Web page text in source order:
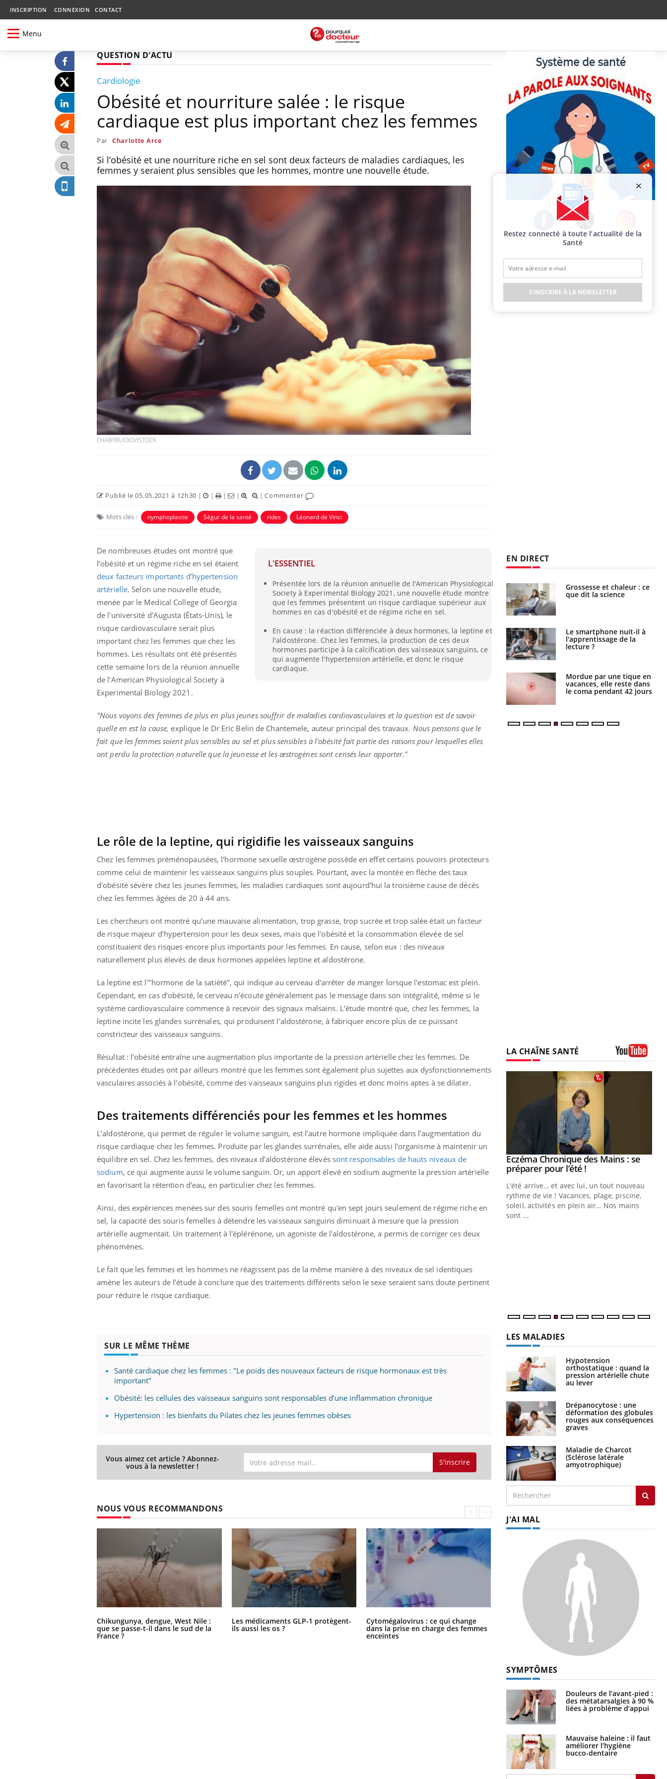
INSCRIPTION CONNEXION CONTACT
Menu
QUESTION D'ACTU
Cardiologie
Obésité et nourriture salée : le risque
cardiaque est plus important chez les femmes
Par Charlotte Arce
Si l’obésité et une nourriture riche en sel sont deux facteurs de maladies cardiaques, les
femmes y seraient plus sensibles que les hommes, montre une nouvelle étude.
CHABYBUCKO/ISTOCK
Publié le 05.05.2021 à 12h30 | | | | |Commenter
Mots clés : nymphoplastie Ségur de la santé rides Léonard de Vinci
L'ESSENTIEL
Présentée lors de la réunion annuelle de l'American Physiological
Society à Experimental Biology 2021, une nouvelle étude montre
que les femmes présentent un risque cardiaque supérieur aux
hommes en cas d'obésité et de régime riche en sel.
En cause : la réaction différenciée à deux hormones, la leptine et
l'aldostérone. Chez les femmes, la production de ces deux
hormones participe à la calcification des vaisseaux sanguins, ce
qui augmente l'hypertension artérielle, et donc le risque
cardiaque.
De nombreuses études ont montré que
l’obésité et un régime riche en sel étaient
deux facteurs importants d’hypertension
artérielle. Selon une nouvelle étude,
menée par le Medical College of Georgia
de l'université d'Augusta (États-Unis), le
risque cardiovasculaire serait plus
important chez les femmes que chez les
hommes. Les résultats ont été présentés
cette semaine lors de la réunion annuelle
de l'American Physiological Society à
Experimental Biology 2021.
"Nous voyons des femmes de plus en plus jeunes souffrir de maladies cardiovasculaires et la question est de savoir
quelle en est la cause, explique le Dr Eric Belin de Chantemele, auteur principal des travaux. Nous pensons que le
fait que les femmes soient plus sensibles au sel et plus sensibles à l'obésité fait partie des raisons pour lesquelles elles
ont perdu la protection naturelle que la jeunesse et les œstrogènes sont censés leur apporter."
Le rôle de la leptine, qui rigidifie les vaisseaux sanguins
Chez les femmes préménopausées, l'hormone sexuelle œstrogène possède en effet certains pouvoirs protecteurs
comme celui de maintenir les vaisseaux sanguins plus souples. Pourtant, avec la montée en flèche des taux
d'obésité sévère chez les jeunes femmes, les maladies cardiaques sont aujourd'hui la troisième cause de décès
chez les femmes âgées de 20 à 44 ans.
Les chercheurs ont montré qu’une mauvaise alimentation, trop grasse, trop sucrée et trop salée était un facteur
de risque majeur d'hypertension pour les deux sexes, mais que l'obésité et la consommation élevée de sel
constituaient des risques encore plus importants pour les femmes. En cause, selon eux : des niveaux
naturellement plus élevés de deux hormones appelées leptine et aldostérone.
La leptine est l'"hormone de la satiété", qui indique au cerveau d'arrêter de manger lorsque l'estomac est plein.
Cependant, en cas d’obésité, le cerveau n'écoute généralement pas le message dans son intégralité, même si le
système cardiovasculaire commence à recevoir des signaux malsains. L’étude montré que, chez les femmes, la
leptine incite les glandes surrénales, qui produisent l'aldostérone, à fabriquer encore plus de ce puissant
constricteur des vaisseaux sanguins.
Résultat : l'obésité entraîne une augmentation plus importante de la pression artérielle chez les femmes. De
précédentes études ont par ailleurs montré que les femmes sont également plus sujettes aux dysfonctionnements
vasculaires associés à l'obésité, comme des vaisseaux sanguins plus rigides et donc moins aptes à se dilater.
Des traitements différenciés pour les femmes et les hommes
L’aldostérone, qui permet de réguler le volume sanguin, est l’autre hormone impliquée dans l’augmentation du
risque cardiaque chez les femmes. Produite par les glandes surrénales, elle aide aussi l’organisme à maintenir un
équilibre en sel. Chez les femmes, des niveaux d’aldostérone élevés sont responsables de hauts niveaux de
sodium, ce qui augmente aussi le volume sanguin. Or, un apport élevé en sodium augmente la pression artérielle
en favorisant la rétention d'eau, en particulier chez les femmes.
Ainsi, des expériences menées sur des souris femelles ont montré qu'en sept jours seulement de régime riche en
sel, la capacité des souris femelles à détendre les vaisseaux sanguins diminuait à mesure que la pression
artérielle augmentait. Un traitement à l'éplérénone, un agoniste de l'aldostérone, a permis de corriger ces deux
phénomènes.
Le fait que les femmes et les hommes ne réagissent pas de la même manière à des niveaux de sel identiques
amène les auteurs de l’étude à conclure que des traitements différents selon le sexe seraient sans doute pertinent
pour réduire le risque cardiaque.
SUR LE MÊME THÈME
Santé cardiaque chez les femmes : "Le poids des nouveaux facteurs de risque hormonaux est très
important"
Obésité: les cellules des vaisseaux sanguins sont responsables d’une inflammation chronique
Hypertension : les bienfaits du Pilates chez les jeunes femmes obèses
Vous aimez cet article ? Abonnez-
vous à la newsletter ! S'inscrire
NOUS VOUS RECOMMANDONS
Chikungunya, dengue, West Nile :
que se passe-t-il dans le sud de la
France ?
Les médicaments GLP-1 protègent-
ils aussi les os ?
Cytomégalovirus : ce qui change
dans la prise en charge des femmes
enceintes
La sieste empêche-t-elle de dormir
la nuit ?
Facebook Twitter Instagram
EN DIRECT
Chikungunya, dengue,
West Nile : que se passe-
t-il dans le sud de la
France ?
Les médicaments GLP-1
protègent-ils aussi les os
?
Cytomégalovirus : ce qui
change dans la prise en
charge des femmes
enceintes
La sieste empêche-t-elle
de dormir la nuit ?
VIH : la fin du comprimé
tous les jours se profile-t-
elle enfin ?
Fortes chaleurs :
pourquoi le risque de
noyade grimpe-t-il ?
Le Viagra pourrait-il
freiner la propagation du
cancer ?
Grossesse et chaleur : ce
que dit la science
Le smartphone nuit-il à
l'apprentissage de la
lecture ?
Mordue par une tique en
vacances, elle reste dans
le coma pendant 42 jours
LA CHAÎNE SANTÉ
Eczéma Chronique des Mains :
expliquer ma maladieYoutube
Il y a des sujets qui sont faciles à aborder...
questions sur la maladie d'un proche c'est
Youtube
Carence en fer : comprendre pour
prévenir Youtube
Fatigue, irritabilité, brouillard mental ou
carence en fer sont multiples ce qui la rend
Youtube
Insuline & Charge mentale : et si on
osait en parler??Youtube
patients comme parfois chez les soignants.
Youtube
Eczéma Chronique des Mains : se
préparer pour l’été !Youtube
L'été arrive… et avec lui, un tout nouveau
rythme de vie ! Vacances, plage, piscine,
soleil, activités en plein air… Nos mains
sont ...
LES MALADIES
Hypotension
orthostatique : quand la
pression artérielle chute
au lever
Drépanocytose : une
déformation des globules
rouges aux conséquences
graves
Maladie de Charcot
(Sclérose latérale
amyotrophique)
J'AI MAL
SYMPTÔMES
Douleurs de l’avant-pied :
des métatarsalgies à 90 %
liées à problème d’appui
Mauvaise haleine : il faut
améliorer l’hygiène
bucco-dentaire
Restez connecté à toute l’actualité de la
Santé
S'INSCRIRE À LA NEWSLETTER